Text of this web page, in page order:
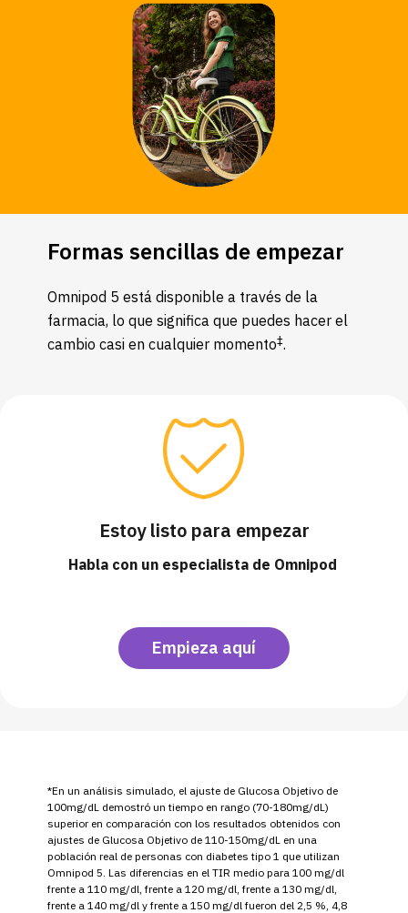
Formas sencillas de empezar
Omnipod 5 está disponible a través de la
farmacia, lo que significa que puedes hacer el
cambio casi en cualquier momento‡.
Estoy listo para empezar
Habla con un especialista de Omnipod
Empieza aquí
*En un análisis simulado, el ajuste de Glucosa Objetivo de
100mg/dL demostró un tiempo en rango (70-180mg/dL)
superior en comparación con los resultados obtenidos con
ajustes de Glucosa Objetivo de 110-150mg/dL en una
población real de personas con diabetes tipo 1 que utilizan
Omnipod 5. Las diferencias en el TIR medio para 100 mg/dl
frente a 110 mg/dl, frente a 120 mg/dl, frente a 130 mg/dl,
frente a 140 mg/dl y frente a 150 mg/dl fueron del 2,5 %, 4,8